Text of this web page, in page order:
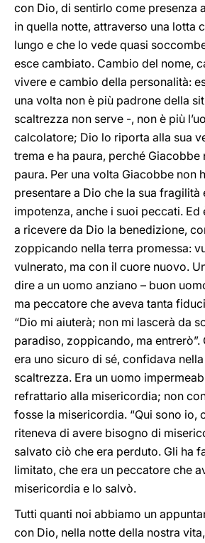
con Dio, di sentirlo come presenza
in quella notte, attraverso una lotta
lungo e che lo vede quasi
esce cambiato. Cambio del nome,
vivere e cambio della personalità:
una volta non è più padrone della
scaltrezza non serve -, non è più
calcolatore; Dio lo riporta alla sua
trema e ha paura, perché Giacobbe
paura. Per una volta Giacobbe non
presentare a Dio che la sua fragilità
impotenza, anche i suoi peccati. Ed
a ricevere da Dio la benedizione,
zoppicando nella terra promessa:
vulnerato, ma con il cuore nuovo.
dire a un uomo anziano – buon
ma peccatore che aveva tanta
“Dio mi aiuterà; non mi lascerà da
paradiso, zoppicando, ma entrerò”.
era uno sicuro di sé, confidava
scaltrezza. Era un uomo
refrattario alla misericordia; non
fosse la misericordia. “Qui sono io,
riteneva di avere bisogno di
salvato ciò che era perduto. Gli ha
limitato, che era un peccatore che
misericordia e lo salvò.
Tutti quanti noi abbiamo un
con Dio, nella notte della nostra